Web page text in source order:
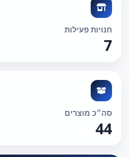
חנויות פעילות
7
סה״כ מוצרים
44